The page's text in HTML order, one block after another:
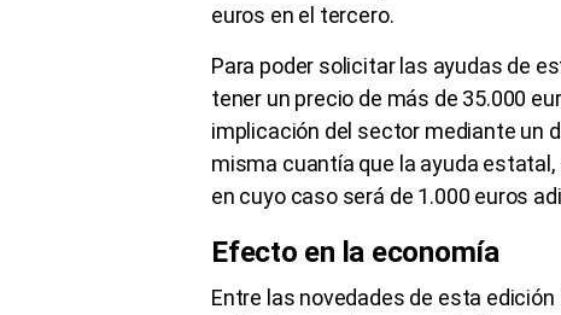
euros en el tercero.
Para poder solicitar las ayudas de
tener un precio de más de 35.000
implicación del sector mediante un
misma cuantía que la ayuda
en cuyo caso será de 1.000 euros
Efecto en la economía
Entre las novedades de esta